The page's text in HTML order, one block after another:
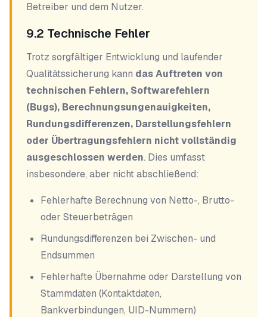
Betreiber und dem Nutzer.
9.2 Technische Fehler
Trotz sorgfältiger Entwicklung und laufender
Qualitätssicherung kann das Auftreten von
technischen Fehlern, Softwarefehlern
(Bugs), Berechnungsungenauigkeiten,
Rundungsdifferenzen, Darstellungsfehlern
oder Übertragungsfehlern nicht vollständig
ausgeschlossen werden. Dies umfasst
insbesondere, aber nicht abschließend:
Fehlerhafte Berechnung von Netto-, Brutto-
oder Steuerbeträgen
Rundungsdifferenzen bei Zwischen- und
Endsummen
Fehlerhafte Übernahme oder Darstellung von
Stammdaten (Kontaktdaten,
Bankverbindungen, UID-Nummern)